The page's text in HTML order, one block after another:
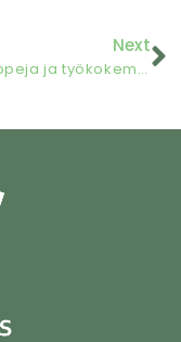
Next
Uusia oppeja ja työkokemusta Wellness Centeriltä